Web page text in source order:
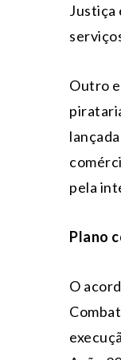
Justiça
Outro
pela
Plano
O